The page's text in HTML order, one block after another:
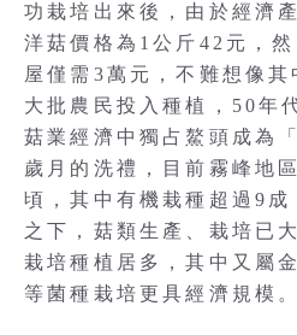
功栽培出來後，由於經濟
洋菇價格為1公斤42元，
屋僅需3萬元，不難想像其
大批農民投入種植，50年
菇業經濟中獨占鰲頭成為
歲月的洗禮，目前霧峰地
頃，其中有機栽種超過9成
之下，菇類生產、栽培已
栽培種植居多，其中又屬
等菌種栽培更具經濟規模。